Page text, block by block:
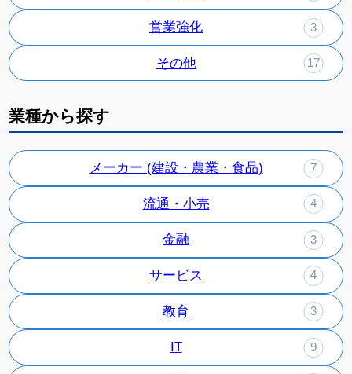
営業強化 3
その他 17
業種から探す
メーカー (建設・農業・食品) 7
流通・小売 4
金融 3
サービス 4
教育 3
IT 9